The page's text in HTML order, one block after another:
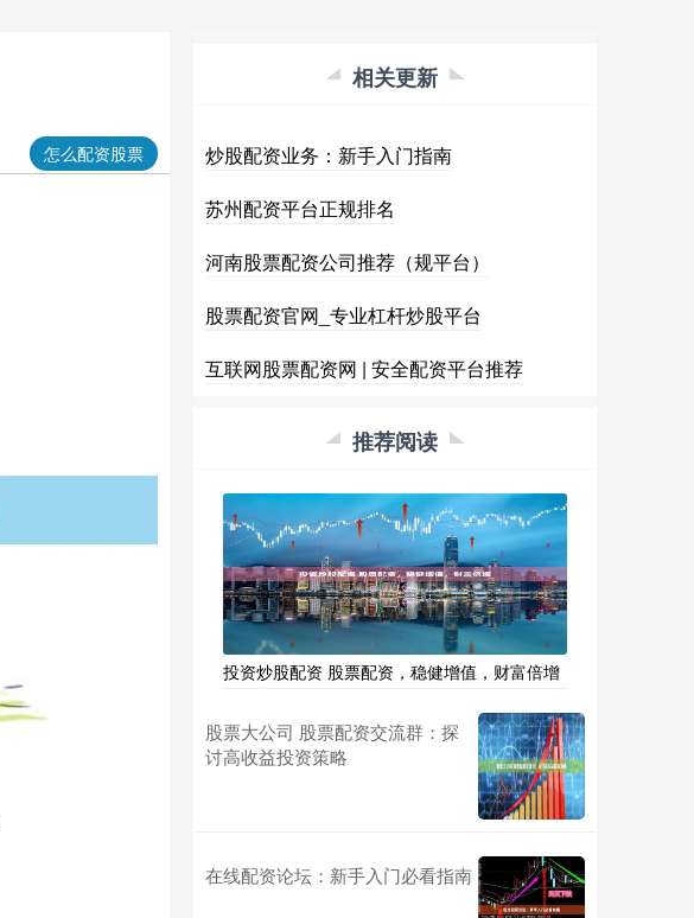
怎么配资股票
相关更新
炒股配资业务：新手入门指南
苏州配资平台正规排名
河南股票配资公司推荐（规平台）
股票配资官网_专业杠杆炒股平台
互联网股票配资网 | 安全配资平台推荐
推荐阅读
投资炒股配资 股票配资，稳健增值，财富倍增
股票大公司 股票配资交流群：探
讨高收益投资策略
在线配资论坛：新手入门必看指南